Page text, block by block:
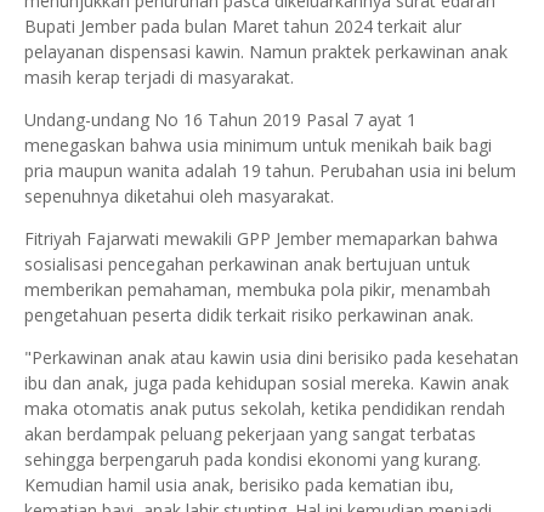
Bupati Jember pada bulan Maret tahun 2024 terkait alur
pelayanan dispensasi kawin. Namun praktek perkawinan anak
masih kerap terjadi di masyarakat.
Undang-undang No 16 Tahun 2019 Pasal 7 ayat 1
menegaskan bahwa usia minimum untuk menikah baik bagi
pria maupun wanita adalah 19 tahun. Perubahan usia ini belum
sepenuhnya diketahui oleh masyarakat.
Fitriyah Fajarwati mewakili GPP Jember memaparkan bahwa
sosialisasi pencegahan perkawinan anak bertujuan untuk
memberikan pemahaman, membuka pola pikir, menambah
pengetahuan peserta didik terkait risiko perkawinan anak.
"Perkawinan anak atau kawin usia dini berisiko pada kesehatan
ibu dan anak, juga pada kehidupan sosial mereka. Kawin anak
maka otomatis anak putus sekolah, ketika pendidikan rendah
akan berdampak peluang pekerjaan yang sangat terbatas
sehingga berpengaruh pada kondisi ekonomi yang kurang.
Kemudian hamil usia anak, berisiko pada kematian ibu,